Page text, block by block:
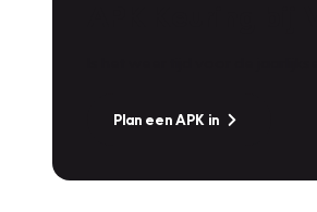
Plan een APK in